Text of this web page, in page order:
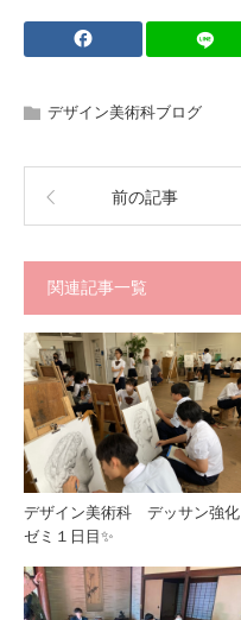
デザイン美術科ブログ
前の記事
関連記事一覧
デザイン美術科 デッサン強化
ゼミ１日目✨